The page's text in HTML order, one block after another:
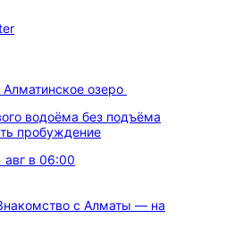
озеро
водоёма без подъёма
пробуждение
авг в 06:00